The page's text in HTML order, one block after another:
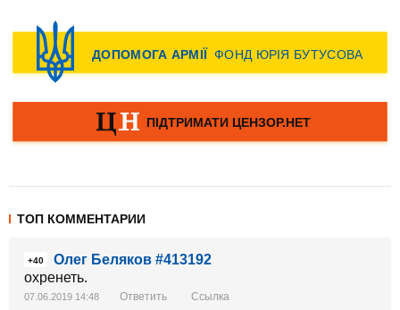
ТОП КОММЕНТАРИИ
+40
Олег Беляков #413192
охренеть.
07.06.2019 14:48 Ответить Ссылка